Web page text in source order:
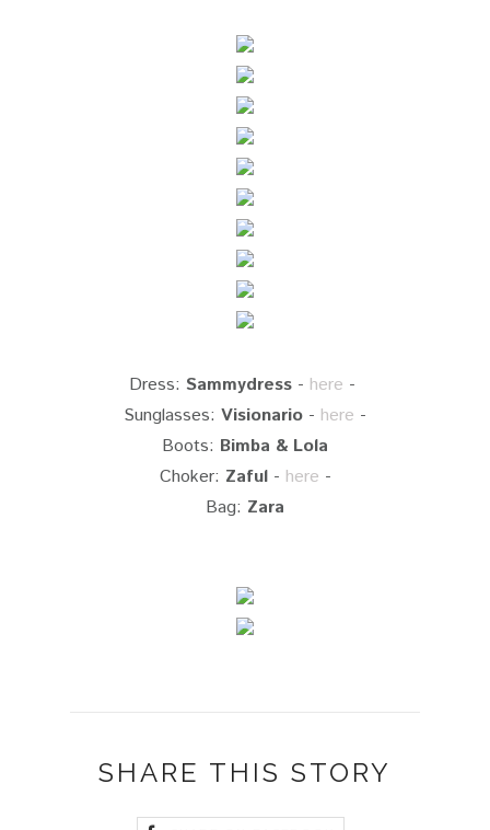
Dress: Sammydress - here -
Sunglasses: Visionario - here -
Boots: Bimba & Lola
Choker: Zaful - here -
Bag: Zara
SHARE THIS STORY